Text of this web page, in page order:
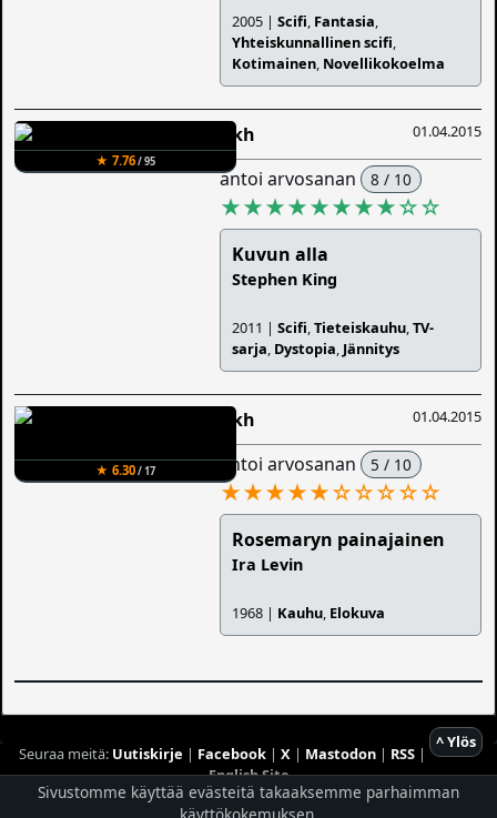
2005 |Scifi, Fantasia,
Yhteiskunnallinen scifi,
Kotimainen, Novellikokoelma
★ 7.76/ 95
01.04.2015
Iikh
antoi arvosanan 8 / 10
★★★★★★★★☆☆
Kuvun alla
Stephen King
2011 |Scifi,Tieteiskauhu,TV-
sarja, Dystopia, Jännitys
★ 6.30/ 17
01.04.2015
Iikh
antoi arvosanan 5 / 10
★★★★★☆☆☆☆☆
Rosemaryn painajainen
Ira Levin
1968 | Kauhu, Elokuva
^ Ylös
Seuraa meitä: Uutiskirje | Facebook| X| Mastodon| RSS|
English Site
Hostingpalvelun tarjoaaPlaneetta Internet Oy
Sivustomme käyttää evästeitä takaaksemme parhaimman